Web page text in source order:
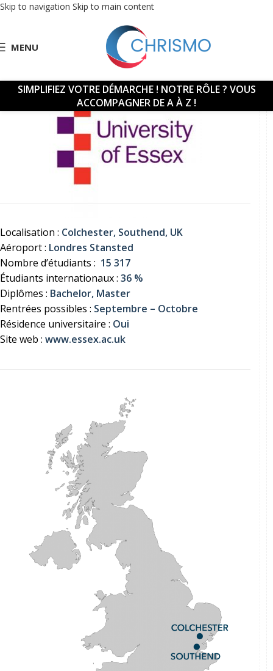
Skip to navigation Skip to main content
MENU
SIMPLIFIEZ VOTRE DÉMARCHE ! NOTRE RÔLE ? VOUS
ACCOMPAGNER DE A À Z !
Localisation : Colchester, Southend, UK
Aéroport : Londres Stansted
Nombre d’étudiants : 15 317
Étudiants internationaux : 36 %
Diplômes : Bachelor, Master
Rentrées possibles : Septembre – Octobre
Résidence universitaire : Oui
Site web : www.essex.ac.uk